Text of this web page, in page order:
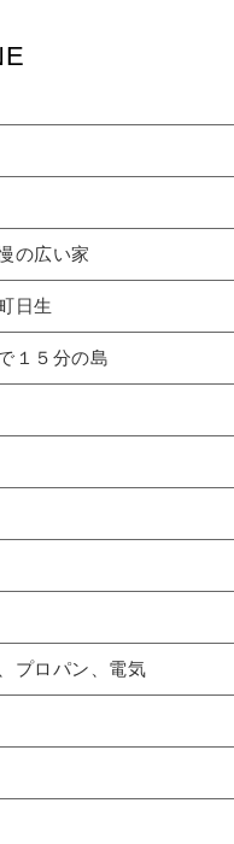
の広い家
日生
１５分の島
プロパン、電気